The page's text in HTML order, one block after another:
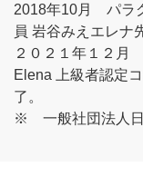
2018年10月 パラ
員 岩谷みえエレナ
２０２１年１２月
Elena 上級者認定
※ 一般社団法人